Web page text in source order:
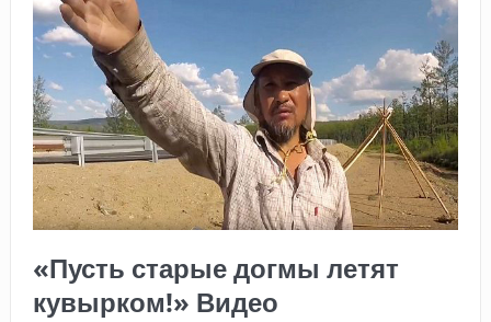
«Пусть старые догмы летят
кувырком!» Видео